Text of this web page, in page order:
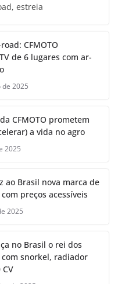
estreia
CFMOTO
de 6 lugares com ar-
de 2025
CFMOTO prometem
a vida no agro
2025
ao Brasil nova marca de
preços acessíveis
2025
no Brasil o rei dos
snorkel, radiador